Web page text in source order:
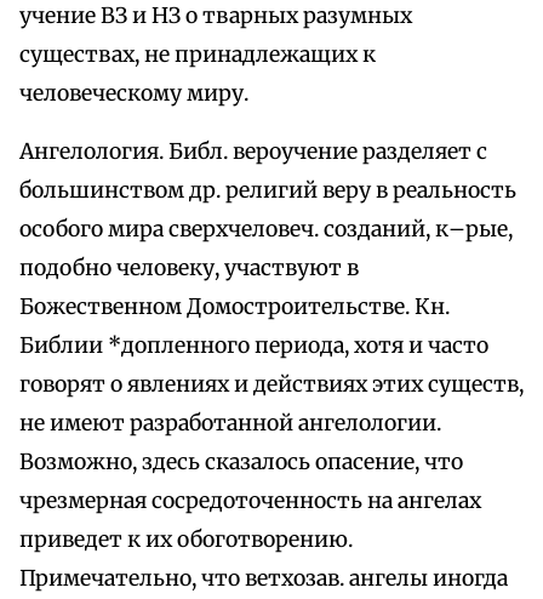
учение ВЗ и НЗ о тварных разумных
существах, не принадлежащих к
человеческому миру.
Ангелология. Библ. вероучение разделяет с
большинством др. религий веру в реальность
особого мира сверхчеловеч. созданий, к–рые,
подобно человеку, участвуют в
Божественном Домостроительстве. Кн.
Библии *допленного периода, хотя и часто
говорят о явлениях и действиях этих существ,
не имеют разработанной ангелологии.
Возможно, здесь сказалось опасение, что
чрезмерная сосредоточенность на ангелах
приведет к их обоготворению.
Примечательно, что ветхозав. ангелы иногда